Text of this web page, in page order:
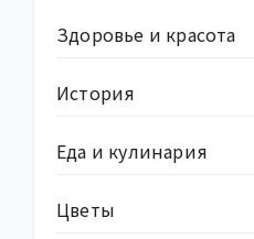
Здоровье и красота
История
Еда и кулинария
Цветы